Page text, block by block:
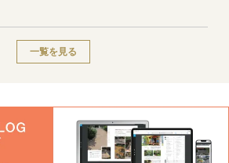
一覧を見る